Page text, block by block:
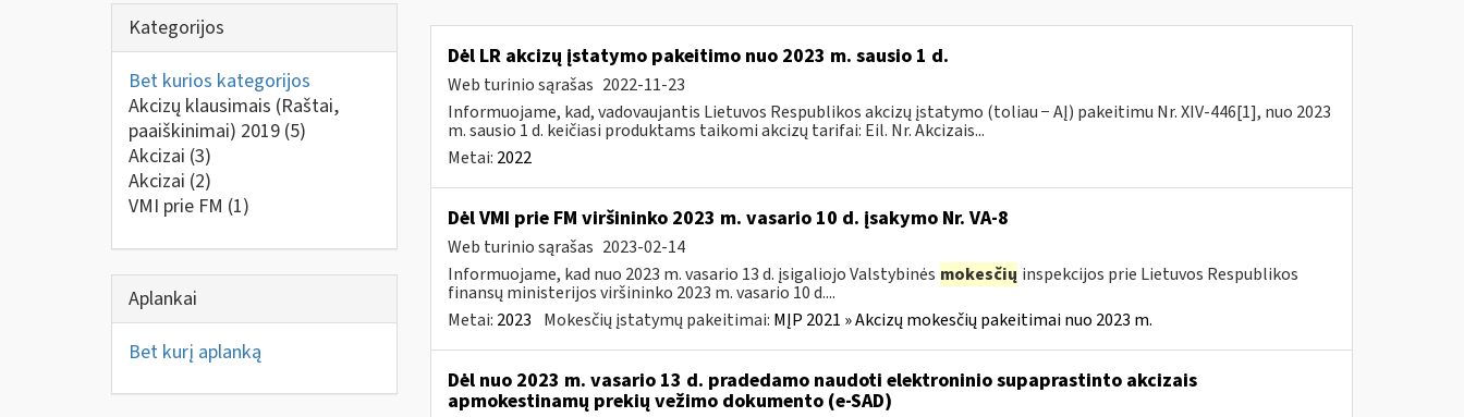
Kategorijos
Bet kurios kategorijos
Akcizų klausimais (Raštai,
paaiškinimai) 2019 (5)
Akcizai (3)
Akcizai (2)
VMI prie FM (1)
Aplankai
Bet kurį aplanką
Dėl LR akcizų įstatymo pakeitimo nuo 2023 m. sausio 1 d.
Web turinio sąrašas 2022-11-23
Informuojame, kad, vadovaujantis Lietuvos Respublikos akcizų įstatymo (toliau − AĮ) pakeitimu Nr. XIV-446[1], nuo 2023
m. sausio 1 d. keičiasi produktams taikomi akcizų tarifai: Eil. Nr. Akcizais...
Metai: 2022
Dėl VMI prie FM viršininko 2023 m. vasario 10 d. įsakymo Nr. VA-8
Web turinio sąrašas 2023-02-14
Informuojame, kad nuo 2023 m. vasario 13 d. įsigaliojo Valstybinės mokesčių inspekcijos prie Lietuvos Respublikos
finansų ministerijos viršininko 2023 m. vasario 10 d....
Metai: 2023 Mokesčių įstatymų pakeitimai: MĮP 2021 » Akcizų mokesčių pakeitimai nuo 2023 m.
Dėl nuo 2023 m. vasario 13 d. pradedamo naudoti elektroninio supaprastinto akcizais
apmokestinamų prekių vežimo dokumento (e-SAD)